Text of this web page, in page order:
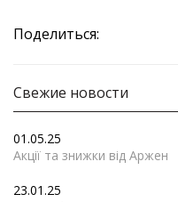
Поделиться:
Свежие новости
01.05.25
Акції та знижки від Аржен
23.01.25